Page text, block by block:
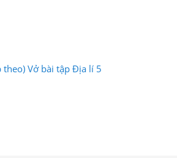
Vở bài tập Địa lí 5